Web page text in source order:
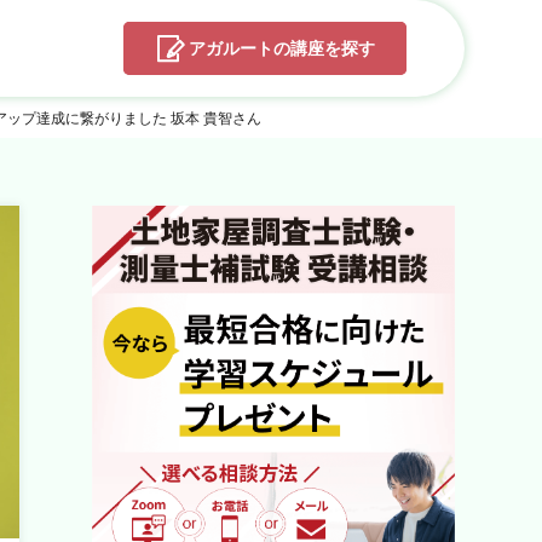
アガルートの講座を探す
プ達成に繋がりました 坂本 貴智さん